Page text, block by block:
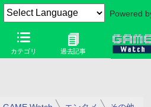
Powered
カテゴリ 過去記事